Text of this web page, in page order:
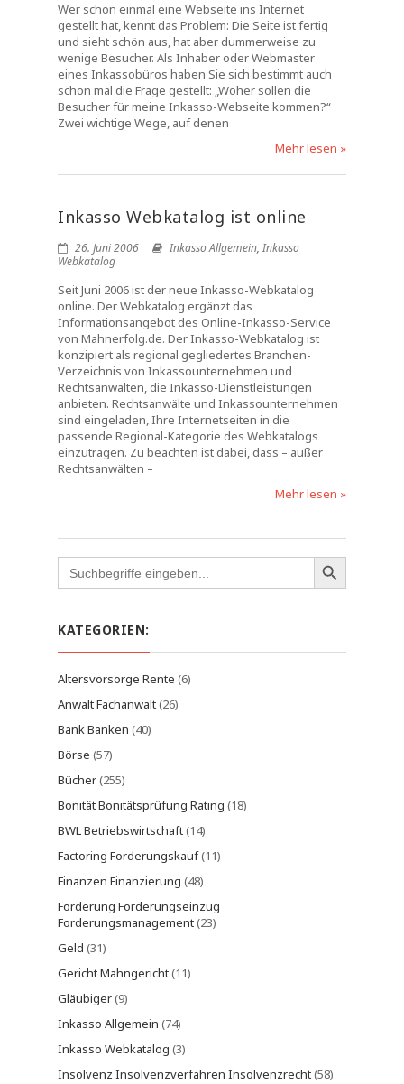
Wer schon einmal eine Webseite ins Internet
gestellt hat, kennt das Problem: Die Seite ist fertig
und sieht schön aus, hat aber dummerweise zu
wenige Besucher. Als Inhaber oder Webmaster
eines Inkassobüros haben Sie sich bestimmt auch
schon mal die Frage gestellt: „Woher sollen die
Besucher für meine Inkasso-Webseite kommen?“
Zwei wichtige Wege, auf denen
Mehr lesen »
Inkasso Webkatalog ist online
26. Juni 2006 Inkasso Allgemein, Inkasso
Webkatalog
Seit Juni 2006 ist der neue Inkasso-Webkatalog
online. Der Webkatalog ergänzt das
Informationsangebot des Online-Inkasso-Service
von Mahnerfolg.de. Der Inkasso-Webkatalog ist
konzipiert als regional gegliedertes Branchen-
Verzeichnis von Inkassounternehmen und
Rechtsanwälten, die Inkasso-Dienstleistungen
anbieten. Rechtsanwälte und Inkassounternehmen
sind eingeladen, Ihre Internetseiten in die
passende Regional-Kategorie des Webkatalogs
einzutragen. Zu beachten ist dabei, dass – außer
Rechtsanwälten –
Mehr lesen »
Search
for:
KATEGORIEN:
Altersvorsorge Rente (6)
Anwalt Fachanwalt(26)
Bank Banken (40)
Börse (57)
Bücher(255)
Bonität Bonitätsprüfung Rating (18)
BWL Betriebswirtschaft(14)
Factoring Forderungskauf(11)
Finanzen Finanzierung (48)
Forderung Forderungseinzug
Forderungsmanagement(23)
Geld (31)
Gericht Mahngericht(11)
Gläubiger(9)
Inkasso Allgemein (74)
Inkasso Webkatalog (3)
Insolvenz Insolvenzverfahren Insolvenzrecht(58)